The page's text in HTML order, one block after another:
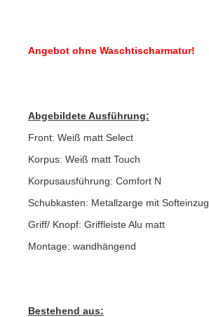
Angebot ohne Waschtischarmatur!
Abgebildete Ausführung:
Front: Weiß matt Select
Korpus: Weiß matt Touch
Korpusausführung: Comfort N
Schubkasten: Metallzarge mit Softeinzug
Griff/ Knopf: Griffleiste Alu matt
Montage: wandhängend
Bestehend aus: